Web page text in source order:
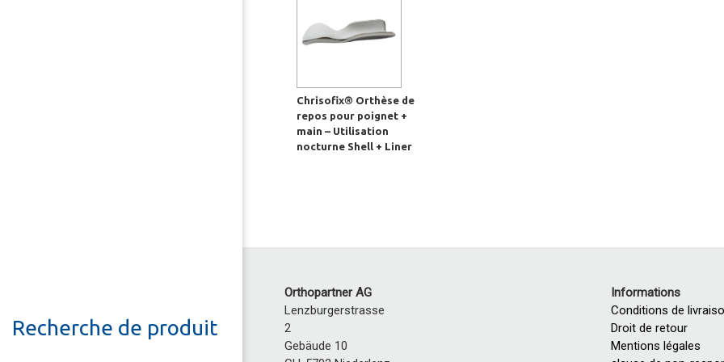
Recherche de produit
Chrisofix® Orthèse de
repos pour poignet +
main – Utilisation
nocturne Shell + Liner
Orthopartner AG
Lenzburgerstrasse
2
Gebäude 10
Informations
Conditions de
Droit de retour
Mentions légales